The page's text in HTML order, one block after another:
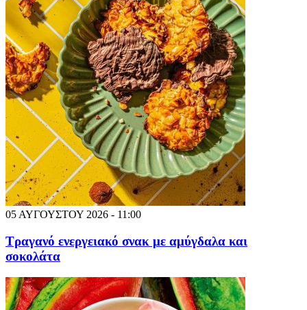
05 ΑΥΓΟΥΣΤΟΥ 2026 - 11:00
Τραγανό ενεργειακό σνακ με αμύγδαλα και
σοκολάτα